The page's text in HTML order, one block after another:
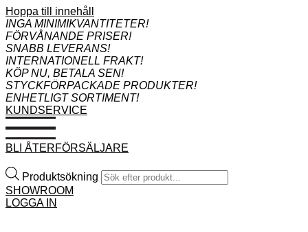
Hoppa till innehåll
INGA MINIMIKVANTITETER!
FÖRVÅNANDE PRISER!
SNABB LEVERANS!
INTERNATIONELL FRAKT!
KÖP NU, BETALA SEN!
STYCKFÖRPACKADE PRODUKTER!
ENHETLIGT SORTIMENT!
KUNDSERVICE
BLI ÅTERFÖRSÄLJARE
Produktsökning
SHOWROOM
LOGGA IN